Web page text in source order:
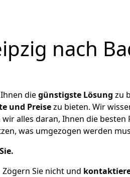
nach
diegünstigste Lösung zu
und Preisezu bieten. Wir
alles daran, Ihnen die besten
was umgezogen werden
Zögern Sie nicht und